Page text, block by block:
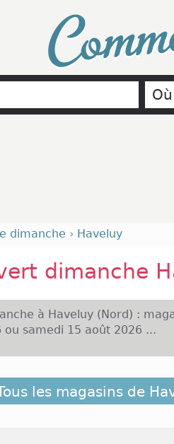
dimanche › Haveluy
dimanche
à Haveluy (Nord) :
samedi 15 août 2026 ...
ci-dessous les magasins
Ils sont classés du
les magasins de